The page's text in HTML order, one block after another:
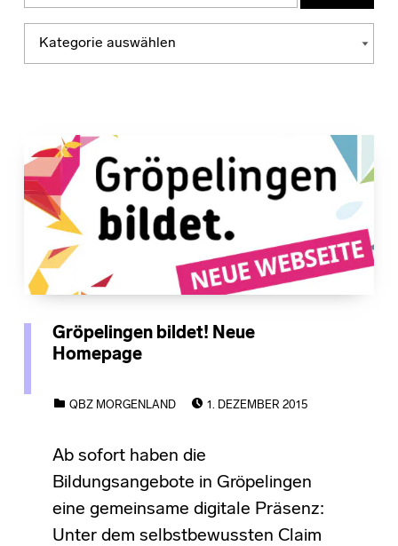
KATEGORIEN
Kategorien
Gröpelingen bildet! Neue
Homepage
QBZ MORGENLAND
1. DEZEMBER 2015
Ab sofort haben die
Bildungsangebote in Gröpelingen
eine gemeinsame digitale Präsenz:
Unter dem selbstbewussten Claim